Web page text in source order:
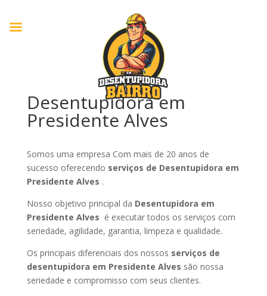
Desentupidora em
Presidente Alves
Somos uma empresa Com mais de 20 anos de
sucesso oferecendo serviços de Desentupidora em
Presidente Alves .
Nosso objetivo principal da Desentupidora em
Presidente Alves é executar todos os serviços com
seriedade, agilidade, garantia, limpeza e qualidade.
Os principais diferenciais dos nossos serviços de
desentupidora em Presidente Alves são nossa
seriedade e compromisso com seus clientes.